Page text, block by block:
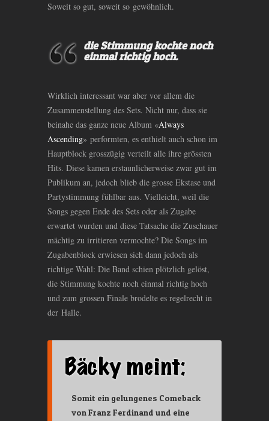
Soweit so gut, soweit so gewöhnlich.
die Stimmung kochte noch
einmal richtig hoch.
Wirklich interessant war aber vor allem die
Zusammenstellung des Sets. Nicht nur, dass sie
beinahe das ganze neue Album «Always
Ascending» performten, es enthielt auch schon im
Hauptblock grosszügig verteilt alle ihre grössten
Hits. Diese kamen erstaunlicherweise zwar gut im
Publikum an, jedoch blieb die grosse Ekstase und
Partystimmung fühlbar aus. Vielleicht, weil die
Songs gegen Ende des Sets oder als Zugabe
erwartet wurden und diese Tatsache die Zuschauer
mächtig zu irritieren vermochte? Die Songs im
Zugabenblock erwiesen sich dann jedoch als
richtige Wahl: Die Band schien plötzlich gelöst,
die Stimmung kochte noch einmal richtig hoch
und zum grossen Finale brodelte es regelrecht in
der Halle.
Somit ein gelungenes Comeback
von Franz Ferdinand und eine